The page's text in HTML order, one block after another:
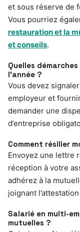
et sous réserve de
Vous pourriez
restauration et la
et conseils.
Quelles
l’année ?
Vous devez
employeur et
demander une
d’entreprise
Comment résilier
Envoyez une lettre
réception à votre
adhérez à la
joignant
Salarié en multi-
mutuelles ?